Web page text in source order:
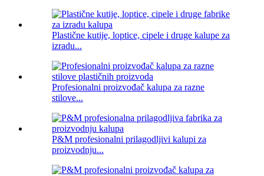
Plastične kutije, loptice, cipele i druge kalupe za
izradu...
Profesionalni proizvođač kalupa za razne
stilove...
P&M profesionalni prilagodljivi kalupi za
proizvodnju...